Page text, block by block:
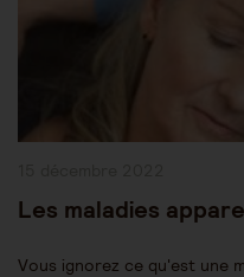
Les maladies
Vous ignorez ce qu'est une